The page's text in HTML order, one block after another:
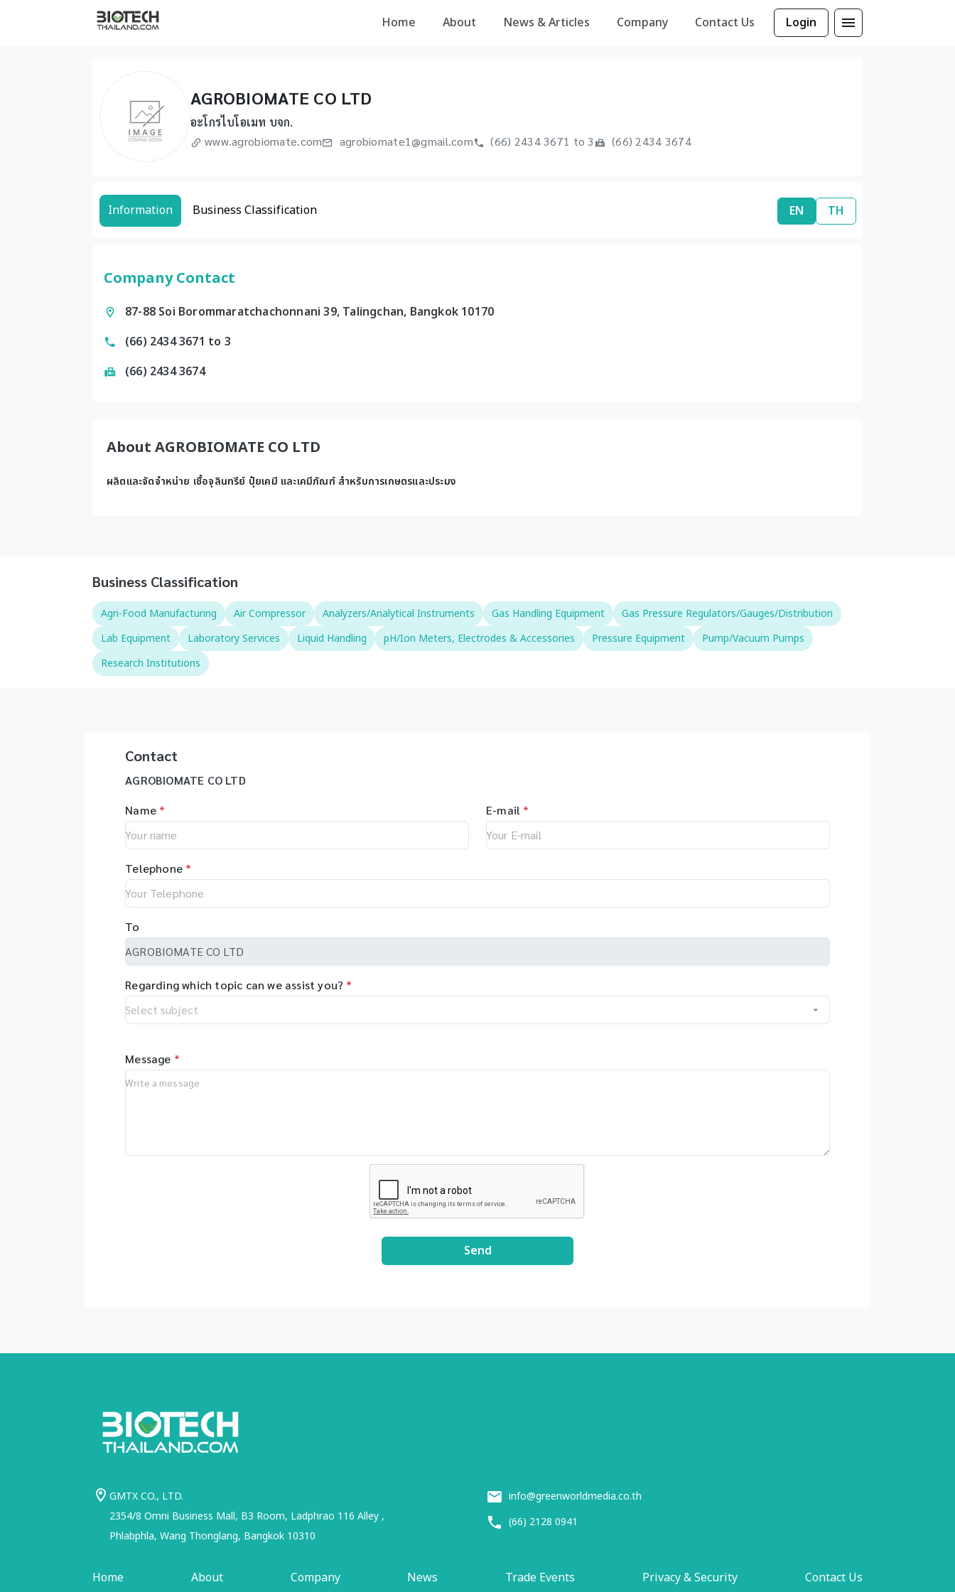
Home About News & Articles Company Contact Us Login
AGROBIOMATE CO LTD
อะโกรไบโอเมท บจก.
www.agrobiomate.com
agrobiomate1@gmail.com (66) 2434 3671 to 3 (66) 2434 3674
Information Business Classification EN TH
Company Contact
87-88 Soi Borommaratchachonnani 39, Talingchan, Bangkok 10170
(66) 2434 3671 to 3
(66) 2434 3674
About AGROBIOMATE CO LTD
ผลิตและจัดจำหน่าย เชื้อจุลินทรีย์ ปุ๋ยเคมี และเคมีภัณฑ์ สำหรับการเกษตรและประมง
Business Classification
Agri-Food Manufacturing Air Compressor Analyzers/Analytical Instruments Gas Handling Equipment
Gas Pressure Regulators/Gauges/Distribution
Lab Equipment
Laboratory Services Liquid Handling pH/Ion Meters, Electrodes & Accessories Pressure Equipment
Pump/Vacuum Pumps
Research Institutions
Contact
AGROBIOMATE CO LTD
Name * E-mail *
Telephone *
To
Regarding which topic can we assist you? *
Message *
Send
GMTX CO., LTD.
2354/8 Omni Business Mall, B3 Room, Ladphrao 116 Alley ,
Phlabphla, Wang Thonglang, Bangkok 10310
info@greenworldmedia.co.th
(66) 2128 0941
Home About Company News Trade Events Privacy & Security Contact Us